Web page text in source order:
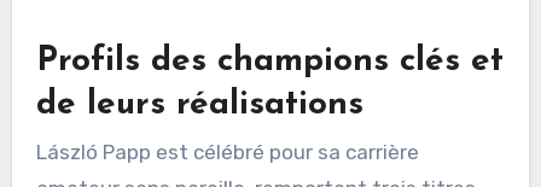
Profils des champions clés et
de leurs réalisations
László Papp est célébré pour sa carrière